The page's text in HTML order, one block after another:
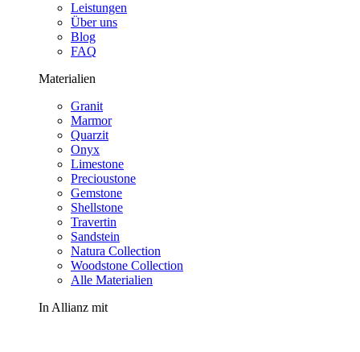
Leistungen
Über uns
Blog
FAQ
Materialien
Granit
Marmor
Quarzit
Onyx
Limestone
Precioustone
Gemstone
Shellstone
Travertin
Sandstein
Natura Collection
Woodstone Collection
Alle Materialien
In Allianz mit